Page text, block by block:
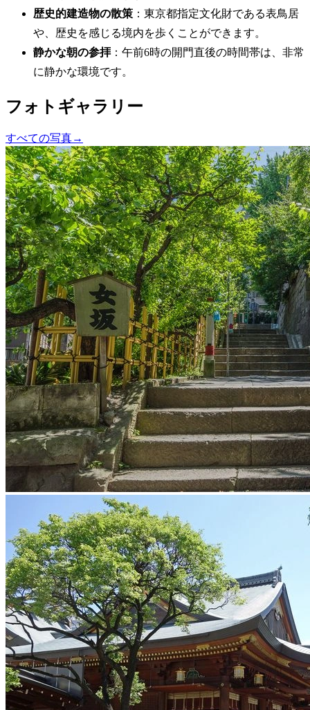
歴史的建造物の散策 ：東京都指定文化財である表鳥居
や、歴史を感じる境内を歩くことができます。
静かな朝の参拝：午前6時の開門直後の時間帯は、非常
に静かな環境です。
フォトギャラリー
すべての写真→